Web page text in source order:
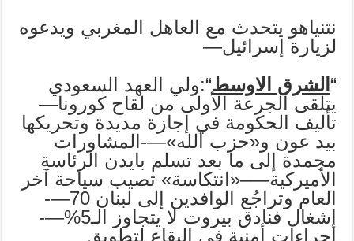
نتنياهو يتحدث مع العاهل المغربي ويدعوه
لزيارة إسرائيل—
“ الشرق الاوسط“:ولي العهد السعودي
يتلقى الجرعة الأولى من لقاح كورونا—
تأليف الحكومة في إجازة مديدة وتحريكها
بيد عون و«حزب الله»—-المشاورات
مجمدة إلى ما بعد تسلم بايدن الرئاسة
الأميركية—–«انتكاسة» تصيب سياحة آخر
العام وتراجُع الوافدين إلى لبنان 70—-
إشغال فنادق بيروت لا يتجاوز الـ5%—-
إجراءات أمنية في البقاع لتطويق